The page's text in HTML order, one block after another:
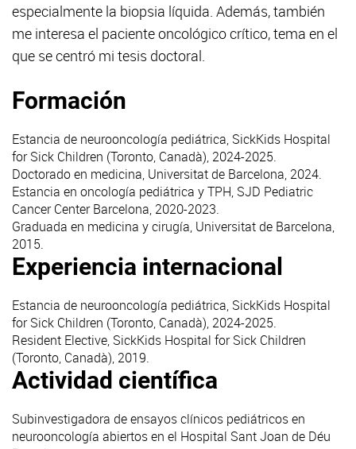
especialmente la biopsia líquida. Además, también
me interesa el paciente oncológico crítico, tema en el
que se centró mi tesis doctoral.
Formación
Estancia de neurooncología pediátrica, SickKids Hospital
for Sick Children (Toronto, Canadà), 2024-2025.
Doctorado en medicina, Universitat de Barcelona, 2024.
Estancia en oncología pediátrica y TPH, SJD Pediatric
Cancer Center Barcelona, 2020-2023.
Graduada en medicina y cirugía, Universitat de Barcelona,
2015.
Experiencia internacional
Estancia de neurooncología pediátrica, SickKids Hospital
for Sick Children (Toronto, Canadà), 2024-2025.
Resident Elective, SickKids Hospital for Sick Children
(Toronto, Canadà), 2019.
Actividad científica
Subinvestigadora de ensayos clínicos pediátricos en
neurooncología abiertos en el Hospital Sant Joan de Déu